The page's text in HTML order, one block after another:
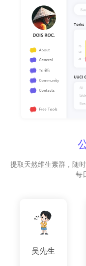
提取天然维生素群，随
每
吴先生